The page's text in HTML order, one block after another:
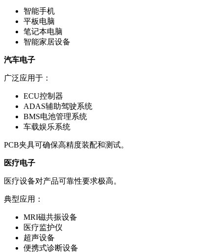
智能手机
平板电脑
笔记本电脑
智能家居设备
汽车电子
广泛应用于：
ECU控制器
ADAS辅助驾驶系统
BMS电池管理系统
车载娱乐系统
PCB夹具可确保高精度装配和测试。
医疗电子
医疗设备对产品可靠性要求极高。
典型应用：
MRI磁共振设备
医疗监护仪
超声设备
便携式诊断设备